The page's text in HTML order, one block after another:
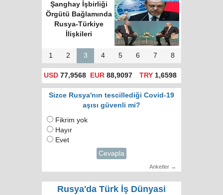
Şanghay İşbirliği
Örgütü Bağlamında
Rusya-Türkiye
İlişkileri
1 2 3 4 5 6 7 8
USD 77,9568 EUR 88,9097 TRY1,6598
Sizce Rusya'nın tescillediği Covid-19
aşısı güvenli mi?
Fikrim yok
Hayır
Evet
Cevapla
Anketler →
Rusya'da Türk İş Dünyasi